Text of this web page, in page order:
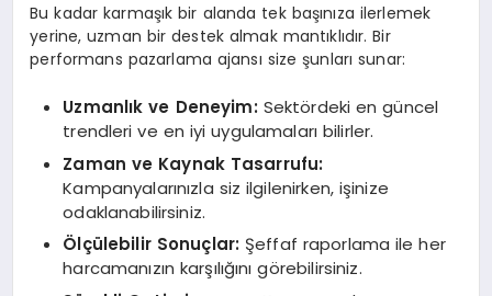
Bu kadar karmaşık bir alanda tek başınıza ilerlemek
yerine, uzman bir destek almak mantıklıdır. Bir
performans pazarlama ajansı size şunları sunar:
Uzmanlık ve Deneyim: Sektördeki en güncel
trendleri ve en iyi uygulamaları bilirler.
Zaman ve Kaynak Tasarrufu:
Kampanyalarınızla siz ilgilenirken, işinize
odaklanabilirsiniz.
Ölçülebilir Sonuçlar: Şeffaf raporlama ile her
harcamanızın karşılığını görebilirsiniz.